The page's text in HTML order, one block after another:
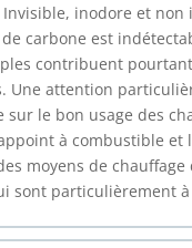
inodore et non
carbone est
contribuent
Une attention
sur le bon usage des
à combustible et
moyens de chauffage
sont particulièrement